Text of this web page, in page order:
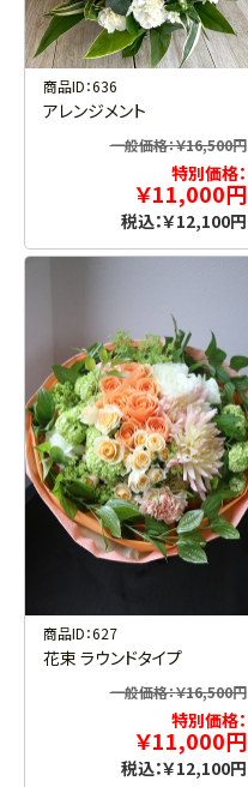
商品ID：636
アレンジメント
一般価格：￥16,500円
特別価格：
￥11,000円
税込：￥12,100円
商品ID：627
花束 ラウンドタイプ
一般価格：￥16,500円
特別価格：
￥11,000円
税込：￥12,100円